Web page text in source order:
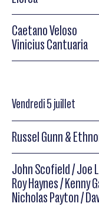
Llorca
Llorca« Talents
Caetano Veloso
Vinicius Cantuaria
Caetano Veloso
Vinicius Cantuaria
Vinicius Cantuaria
Vendredi 5 juillet
Russel Gunn &
Russel Gunn &
John Scofield / Joe
Roy Haynes / Kenny
Nicholas Payton /